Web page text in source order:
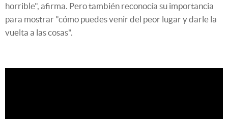
horrible", afirma. Pero también reconocía su importancia
para mostrar "cómo puedes venir del peor lugar y darle la
vuelta a las cosas".